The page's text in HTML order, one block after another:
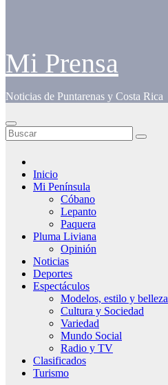
Mi Prensa
Noticias de Puntarenas y Costa Rica
Inicio
Mi Península
Cóbano
Lepanto
Paquera
Pluma Liviana
Opinión
Noticias
Deportes
Espectáculos
Modelos, estilo y belleza
Cultura y Sociedad
Variedad
Mundo Social
Radio y TV
Clasificados
Turismo